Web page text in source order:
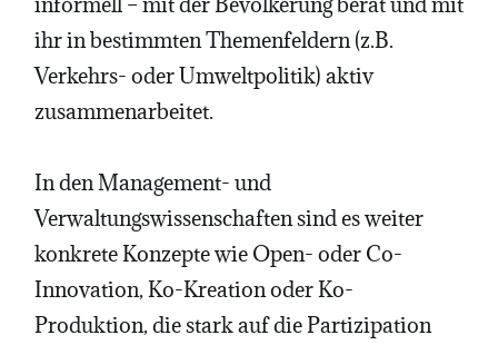
ihr in bestimmten Themenfeldern (z.B.
Verkehrs- oder Umweltpolitik) aktiv
zusammenarbeitet.
In den Management- und
Verwaltungswissenschaften sind es weiter
konkrete Konzepte wie Open- oder Co-
Innovation, Ko-Kreation oder Ko-
Produktion, die stark auf die Partizipation